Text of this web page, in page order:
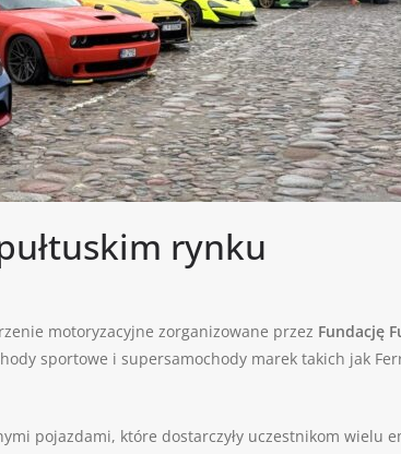
rynku
motoryzacyjne zorganizowane przez Fundację
sportowe i supersamochody marek takich jak
pojazdami, które dostarczyły uczestnikom wielu